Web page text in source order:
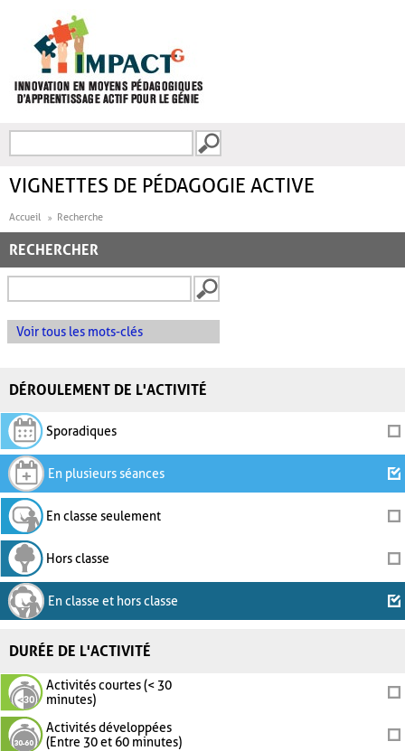
FORMULAIRE DE
VIGNETTES DE PÉDAGOGIE ACTIVE
Accueil Recherche
RECHERCHER
Voir tous les mots-clés
DÉROULEMENT DE L'ACTIVITÉ
Sporadiques
En plusieurs séances
En classe seulement
Hors classe
En classe et hors classe
DURÉE DE L'ACTIVITÉ
Activités courtes (< 30
minutes)
Activités développées
(Entre 30 et 60 minutes)